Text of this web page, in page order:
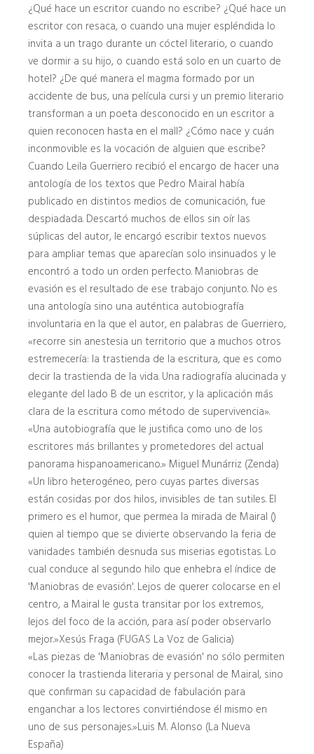
¿Qué hace un escritor cuando no escribe? ¿Qué hace un
escritor con resaca, o cuando una mujer espléndida lo
invita a un trago durante un cóctel literario, o cuando
ve dormir a su hijo, o cuando está solo en un cuarto de
hotel? ¿De qué manera el magma formado por un
accidente de bus, una película cursi y un premio literario
transforman a un poeta desconocido en un escritor a
quien reconocen hasta en el mall? ¿Cómo nace y cuán
inconmovible es la vocación de alguien que escribe?
Cuando Leila Guerriero recibió el encargo de hacer una
antología de los textos que Pedro Mairal había
publicado en distintos medios de comunicación, fue
despiadada. Descartó muchos de ellos sin oír las
súplicas del autor, le encargó escribir textos nuevos
para ampliar temas que aparecían solo insinuados y le
encontró a todo un orden perfecto. Maniobras de
evasión es el resultado de ese trabajo conjunto. No es
una antología sino una auténtica autobiografía
involuntaria en la que el autor, en palabras de Guerriero,
«recorre sin anestesia un territorio que a muchos otros
estremecería: la trastienda de la escritura, que es como
decir la trastienda de la vida. Una radiografía alucinada y
elegante del lado B de un escritor, y la aplicación más
clara de la escritura como método de supervivencia».
«Una autobiografía que le justifica como uno de los
escritores más brillantes y prometedores del actual
panorama hispanoamericano.» Miguel Munárriz (Zenda)
«Un libro heterogéneo, pero cuyas partes diversas
están cosidas por dos hilos, invisibles de tan sutiles. El
primero es el humor, que permea la mirada de Mairal ()
quien al tiempo que se divierte observando la feria de
vanidades también desnuda sus miserias egotistas. Lo
cual conduce al segundo hilo que enhebra el índice de
'Maniobras de evasión'. Lejos de querer colocarse en el
centro, a Mairal le gusta transitar por los extremos,
lejos del foco de la acción, para así poder observarlo
mejor.»Xesús Fraga (FUGAS La Voz de Galicia)
«Las piezas de 'Maniobras de evasión' no sólo permiten
conocer la trastienda literaria y personal de Mairal, sino
que confirman su capacidad de fabulación para
enganchar a los lectores convirtiéndose él mismo en
uno de sus personajes.»Luis M. Alonso (La Nueva
España)